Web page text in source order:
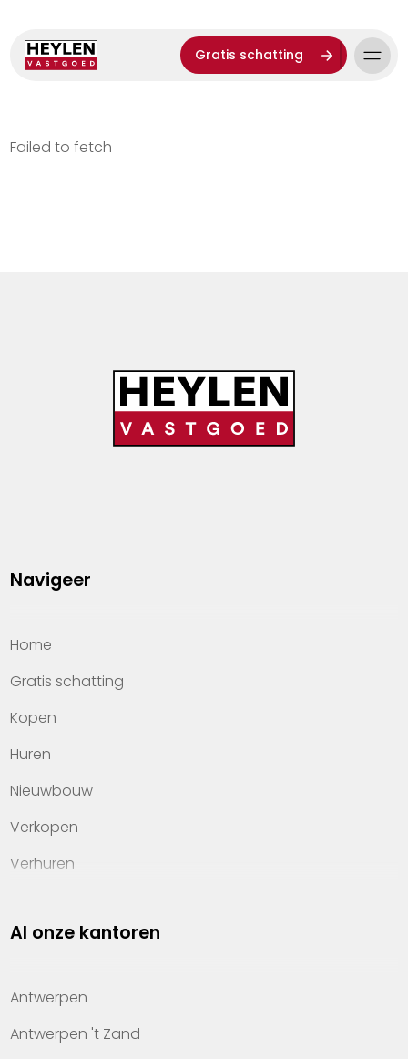
Gratis schatting
Failed to fetch
Navigeer
Home
Gratis schatting
Kopen
Huren
Nieuwbouw
Verkopen
Verhuren
Property management
Kennis van wonen
Kantoren
Al onze kantoren
Antwerpen
Antwerpen 't Zand